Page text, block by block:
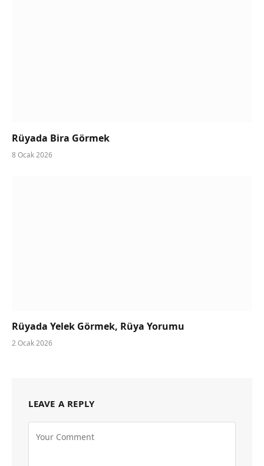
Rüyada Bira Görmek
8 Ocak 2026
Rüyada Yelek Görmek, Rüya Yorumu
2 Ocak 2026
LEAVE A REPLY